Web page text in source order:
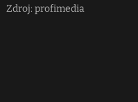
Zdroj: profimedia